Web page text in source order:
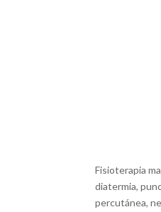
Fisioterapia
diatermia,
percutánea,